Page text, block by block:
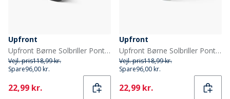
Upfront
Upfront Børne Solbriller Pont St Pitch-Dark
Vejl. pris118,99 kr.
Spare96,00 kr.
Current
22,99 kr.
Upfront
Upfront Børne Solbriller Pont St Light Grey
Vejl. pris118,99 kr.
Spare96,00 kr.
Current
22,99 kr.